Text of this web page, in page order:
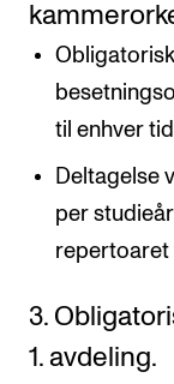
til enhver
Deltagelse
per
repertoaret
3.
1. avdeling.